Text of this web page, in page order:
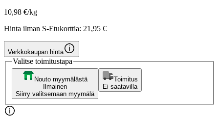
10,98 €/kg
Hinta ilman S-Etukorttia: 21,95 €
Verkkokaupan hinta
Valitse toimitustapa
Nouto myymälästä
Ilmainen
Siirry valitsemaan myymälä
Toimitus
Ei saatavilla